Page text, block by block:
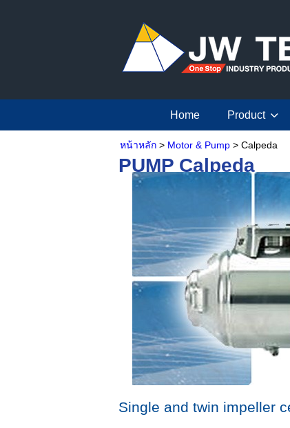
Home Product
หน้าหลัก > Motor & Pump > Calpeda
PUMP Calpeda
Single and twin impeller